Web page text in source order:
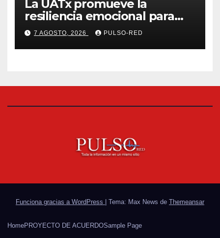
La UATx promueve la
resiliencia emocional para
fortalecer salud y bienestar
de estudiantes y docentes
7 AGOSTO, 2026 PULSO-RED
Funciona gracias a WordPress Tema: Max News de Themeansar
HomePROYECTO DE ACUERDOSample Page